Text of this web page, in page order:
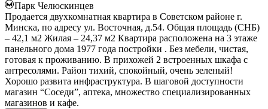
Парк Челюскинцев
Продается двухкомнатная квартира в Советском районе г.
Минска, по адресу ул. Восточная, д.54. Общая площадь (СНБ)
– 42,1 м2 Жилая – 24,37 м2 Квартира расположена на 3 этаже
панельного дома 1977 года постройки . Без мебели, чистая,
готовая к проживанию. В прихожей 2 встроенных шкафа с
антресолями. Район тихий, спокойный, очень зеленый!
Хорошо развита инфраструктура. В шаговой доступности
магазин “Соседи”, аптека, множество специализированных
магазинов и кафе.